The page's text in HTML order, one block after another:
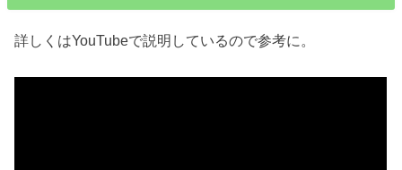
詳しくはYouTubeで説明しているので参考に。